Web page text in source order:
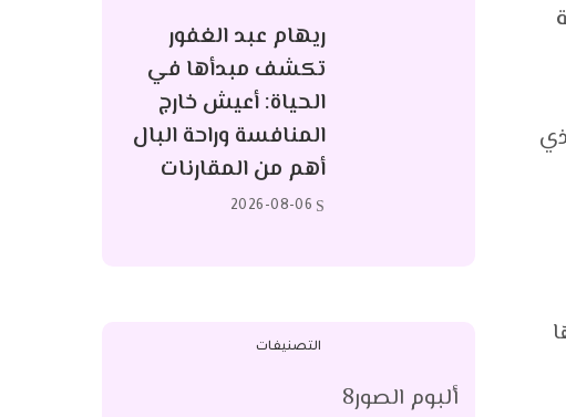
ريهام عبد الغفور
تكشف مبدأها في
الحياة: أعيش خارج
المنافسة وراحة البال
أهم من المقارنات
2026-08-06
التصنيفات
ألبوم الصور8